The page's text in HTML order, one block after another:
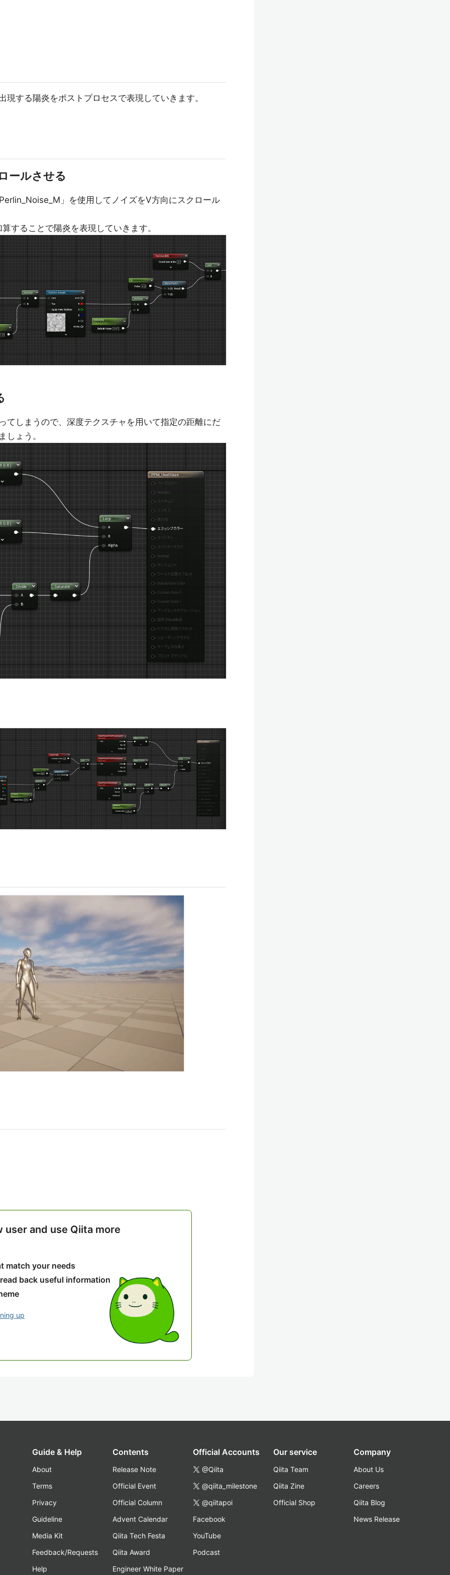
現する陽炎をポストプロセスで表現していきます。
ールさせる
」を使用してノイズをV方向にスクロール
することで陽炎を表現していきます。
てしまうので、深度テクスチャを用いて指定の距離にだ
しょう。
user and use Qiita more
match your needs
back useful information
up
Guide & Help
About
Terms
Privacy
Guideline
Media Kit
Feedback/Requests
Help
Contents
Release Note
Official Event
Official Column
Advent Calendar
Qiita Tech Festa
Qiita Award
Engineer White Paper
Official Accounts
@Qiita
@qiita_milestone
@qiitapoi
Facebook
YouTube
Podcast
Our service
Qiita Team
Qiita Zine
Official Shop
Company
About Us
Careers
Qiita Blog
News Release